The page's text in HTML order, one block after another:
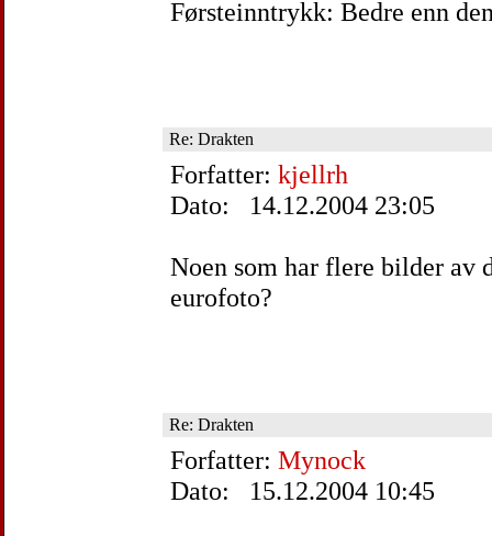
Førsteinntrykk: Bedre enn
Re: Drakten
Forfatter: kjellrh
Dato: 14.12.2004 23:05
Noen som har flere bilder av
eurofoto?
Re: Drakten
Forfatter: Mynock
Dato: 15.12.2004 10:45